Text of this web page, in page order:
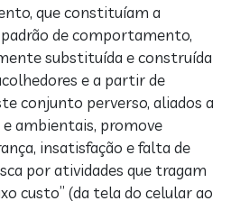
que constituíam a
de comportamento,
substituída e construída
e a partir de
conjunto perverso, aliados a
ambientais, promove
insatisfação e falta de
por atividades que tragam
custo” (da tela do celular ao